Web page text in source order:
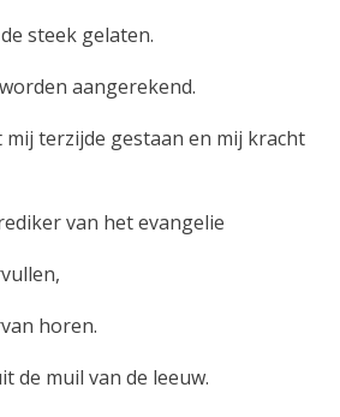
steek gelaten.
aangerekend.
terzijde gestaan en mij kracht
van het evangelie
horen.
de muil van de leeuw.